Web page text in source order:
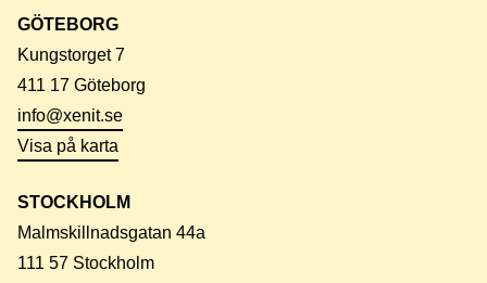
GÖTEBORG
Kungstorget 7
411 17 Göteborg
info@xenit.se
Visa på karta
STOCKHOLM
Malmskillnadsgatan 44a
111 57 Stockholm